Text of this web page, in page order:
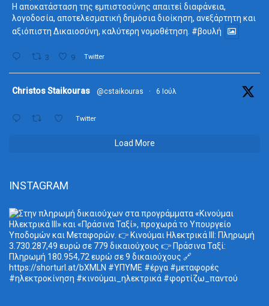
Η αποκατάσταση της εμπιστοσύνης απαιτεί διαφάνεια,
λογοδοσία, αποτελεσματική δημόσια διοίκηση, ανεξάρτητη και
αξιόπιστη Δικαιοσύνη, καλύτερη νομοθέτηση. #βουλή
3 9 Twitter
Christos Staikouras @cstaikouras · 6 Ιούλ
Twitter
Load More
INSTAGRAM